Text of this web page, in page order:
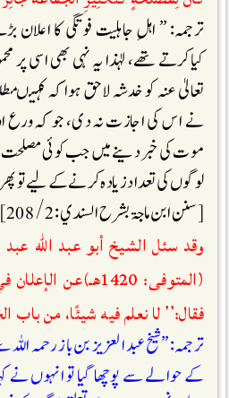
ترجمہ: ” اہلِ جاہلیت فوتگی کا
کیاکرتے تھے، لہٰذا یہ نہی بھی اسی پر
تعالیٰ عنہ کو خدشہ لاحق ہوا کہ
نے اس کی اجازت نہ دی، جو کہ ورع
موت کی خبر دینے میں جب کوئی مصلحت
لوگوں کی تعداد زیادہ کرنےکے لیے تو
[سنن ابن ماجۃ بشرح السندي : 2 / 208]
وقد سئل الشيخ أبو عبد الله عبد
(المتوفی:
فقال:’’ لا نعلم فيه شيئًا، من باب
ترجمہ: ”شیخ عبد العزیز بن باز رحمہ
کے حوالے سے پوچھا گیا تو انہوں نے